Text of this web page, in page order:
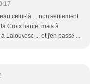
celui-là ... non seulement
Croix haute, mais à
Lalouvesc ... et j'en passe ...